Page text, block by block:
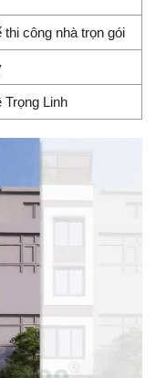
thi công nhà trọn gói
Trọng Linh